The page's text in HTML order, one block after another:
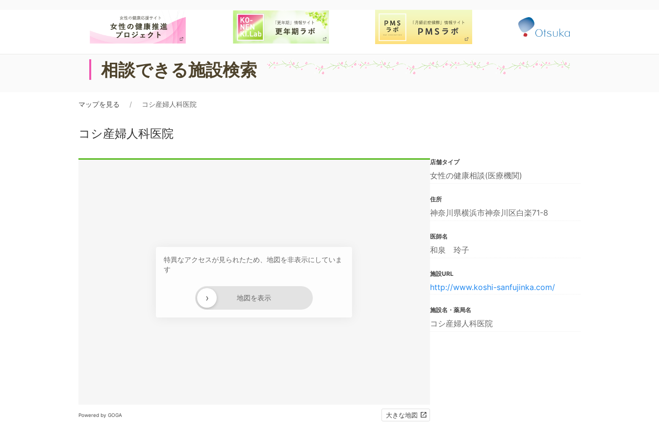
相談できる施設検索
マップを見る コシ産婦人科医院
コシ産婦人科医院
特異なアクセスが見られたため、地図を非表示にしていま
す
地図を表示
›
Powered by GOGA 大きな地図
店舗タイプ
女性の健康相談(医療機関)
住所
神奈川県横浜市神奈川区白楽71-8
医師名
和泉 玲子
施設URL
http://www.koshi-sanfujinka.com/
施設名・薬局名
コシ産婦人科医院